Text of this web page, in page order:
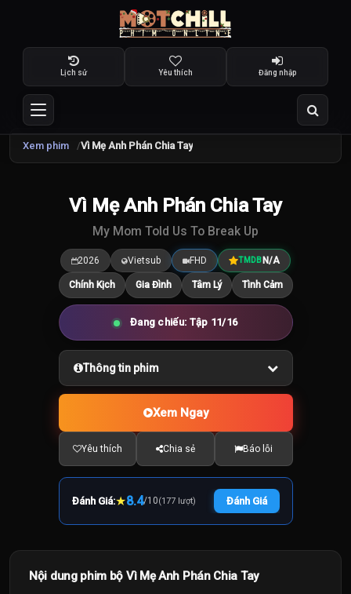
Lịch sử Yêu thích Đăng nhập
Xem phim Vì Mẹ Anh Phán Chia Tay
8.4 /10
Vì Mẹ Anh Phán Chia Tay
My Mom Told Us To Break Up
2026 Vietsub FHD TMDB N/A
Chính Kịch Gia Đình Tâm Lý Tình Cảm
Đang chiếu: Tập 11/16
Thông tin phim
Xem Ngay
Yêu thích Chia sẻ Báo lỗi
Đánh Giá:★8.4/10(177 lượt) Đánh Giá
Nội dung phim bộ Vì Mẹ Anh Phán Chia Tay